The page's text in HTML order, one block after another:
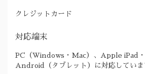
クレジットカード
対応端末
PC（Windows・Mac）、Apple iPad・
Android（タブレット）に対応していま